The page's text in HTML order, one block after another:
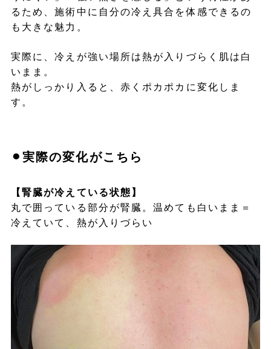
るため、施術中に自分の冷え具合を体感できるの
も大きな魅力。
実際に、冷えが強い場所は熱が入りづらく肌は白
いまま。
熱がしっかり入ると、赤くポカポカに変化しま
す。
⚫︎実際の変化がこちら
【腎臓が冷えている状態】
丸で囲っている部分が腎臓。温めても白いまま＝
冷えていて、熱が入りづらい